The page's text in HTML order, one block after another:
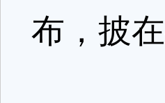
布，披